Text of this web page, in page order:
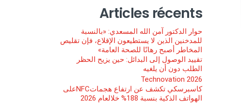
Articles récents
حوار الدكتور آمن الله المسعدي: «بالنسبة
للمدخنين الذين لا يستطيعون الإقلاع، فإن تقليص
المخاطر أصبح رهانًا للصحة العامة»
تقييد الوصول إلى البدائل: حين يزيح الحظر
الطلب دون أن يلغيه
Technovation 2026
كاسبرسكي تكشف عن ارتفاع هجماتNFCعلى
الهواتف الذكية بنسبة 188% خلالعام 2026